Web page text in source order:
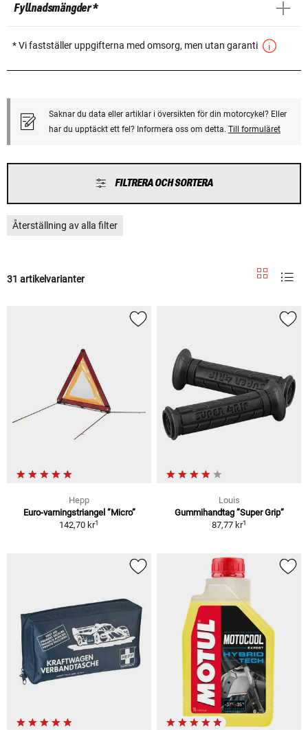
Fyllnadsmängder *
* Vi fastställer uppgifterna med omsorg, men utan garanti
Saknar du data eller artiklar i översikten för din motorcykel? Eller
har du upptäckt ett fel? Informera oss om detta. Till formuläret
FILTRERA OCH SORTERA
Återställning av alla filter
31 artikelvarianter
Hepp
Euro-varningstriangel ”Micro”
142,70 kr1
Louis
Gummihandtag ”Super Grip”
87,77 kr1